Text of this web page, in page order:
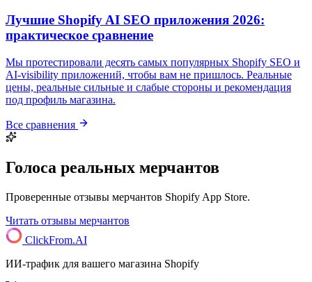
Лучшие Shopify AI SEO приложения 2026:
практическое сравнение
Мы протестировали десять самых популярных Shopify SEO и
AI-visibility приложений, чтобы вам не пришлось. Реальные
цены, реальные сильные и слабые стороны и рекомендация
под профиль магазина.
Все сравнения
Голоса реальных мерчантов
Проверенные отзывы мерчантов Shopify App Store.
Читать отзывы мерчантов
ClickFrom.AI
ИИ-трафик для вашего магазина Shopify